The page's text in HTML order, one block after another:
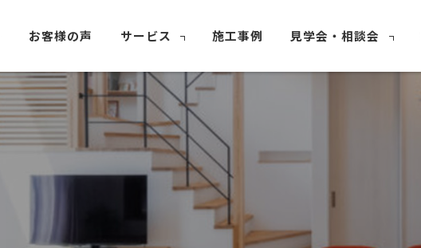
お客様の声 サービス 施工事例 見学会・相談会